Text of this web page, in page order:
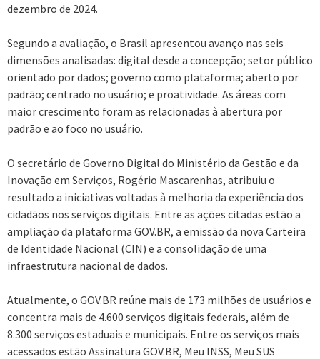
dezembro de 2024.
Segundo a avaliação, o Brasil apresentou avanço nas seis
dimensões analisadas: digital desde a concepção; setor público
orientado por dados; governo como plataforma; aberto por
padrão; centrado no usuário; e proatividade. As áreas com
maior crescimento foram as relacionadas à abertura por
padrão e ao foco no usuário.
O secretário de Governo Digital do Ministério da Gestão e da
Inovação em Serviços, Rogério Mascarenhas, atribuiu o
resultado a iniciativas voltadas à melhoria da experiência dos
cidadãos nos serviços digitais. Entre as ações citadas estão a
ampliação da plataforma GOV.BR, a emissão da nova Carteira
de Identidade Nacional (CIN) e a consolidação de uma
infraestrutura nacional de dados.
Atualmente, o GOV.BR reúne mais de 173 milhões de usuários e
concentra mais de 4.600 serviços digitais federais, além de
8.300 serviços estaduais e municipais. Entre os serviços mais
acessados estão Assinatura GOV.BR, Meu INSS, Meu SUS